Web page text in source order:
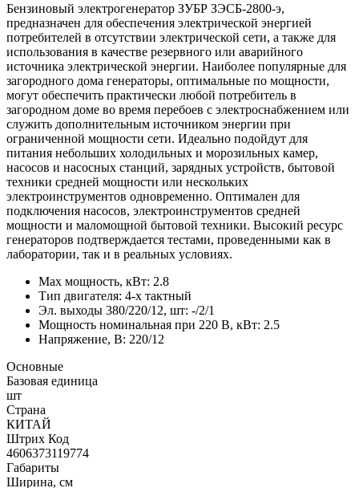
Бензиновый электрогенератор ЗУБР ЗЭСБ-2800-э,
предназначен для обеспечения электрической энергией
потребителей в отсутствии электрической сети, а также для
использования в качестве резервного или аварийного
источника электрической энергии. Наиболее популярные для
загородного дома генераторы, оптимальные по мощности,
могут обеспечить практически любой потребитель в
загородном доме во время перебоев с электроснабжением или
служить дополнительным источником энергии при
ограниченной мощности сети. Идеально подойдут для
питания небольших холодильных и морозильных камер,
насосов и насосных станций, зарядных устройств, бытовой
техники средней мощности или нескольких
электроинструментов одновременно. Оптимален для
подключения насосов, электроинструментов средней
мощности и маломощной бытовой техники. Высокий ресурс
генераторов подтверждается тестами, проведенными как в
лаборатории, так и в реальных условиях.
Max мощность, кВт: 2.8
Тип двигателя: 4-х тактный
Эл. выходы 380/220/12, шт: -/2/1
Мощность номинальная при 220 В, кВт: 2.5
Напряжение, В: 220/12
Основные
Базовая единица
шт
Страна
КИТАЙ
Штрих Код
4606373119774
Габариты
Ширина, см